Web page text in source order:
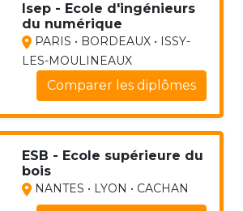
Isep - Ecole d'ingénieurs
du numérique
PARIS • BORDEAUX • ISSY-
LES-MOULINEAUX
Comparer les diplômes
ESB - Ecole supérieure du
bois
NANTES • LYON • CACHAN